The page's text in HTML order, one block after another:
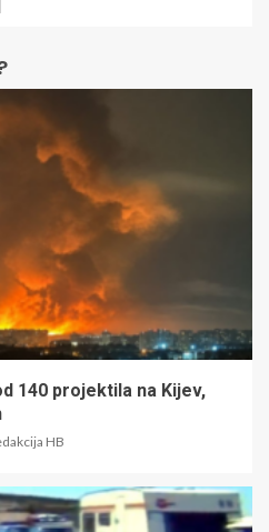
140 projektila na Kijev,
HB